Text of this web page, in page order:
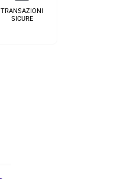
TRANSAZIONI
SICURE